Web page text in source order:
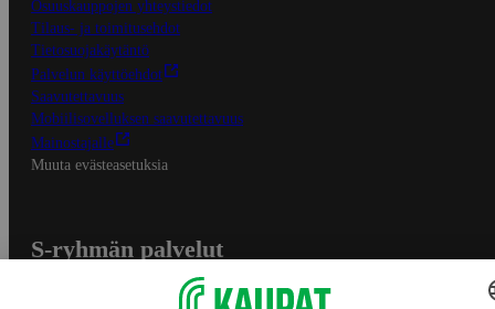
Osuuskauppojen yhteystiedot
Tilaus- ja toimitusehdot
Tietosuojakäytäntö
Palvelun käyttöehdot
Saavutettavuus
Mobiilisovelluksen saavutettavuus
Mainostajalle
Muuta evästeasetuksia
S-ryhmän palvelut